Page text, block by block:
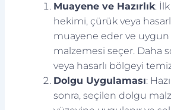
Muayene ve Hazırlık:
hekimi, çürük veya
muayene eder ve
malzemesi seçer. Daha
veya hasarlı bölgeyi
Dolgu Uygulaması:
sonra, seçilen dolgu